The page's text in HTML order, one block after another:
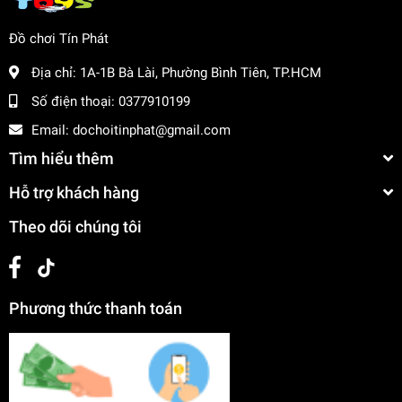
ngon như cà rốt, cà chua, ớt sừng.
Chất liệu an toàn:
nguyên sinh cao cấp, bề mặt bo tròn nhẵn mịn không
mỏng manh của trẻ.
Độ tuổi phù hợp:
(3+).
Thông Số Sản Phẩm
2301-1 (Suitcase Set DIY Kitchen)
chơi vali kéo
Chất liệu:Nhựa ABS cao cấp
Màu sắc: Kem phối hồng pastel nịnh mắt
Đồ chơi Tín Phát
Địa chỉ: 1A-1B Bà Lài, Phường Bình Tiên, TP.HCM
Số điện thoại: 0377910199
Email: dochoitinphat@gmail.com
Tìm hiểu thêm
Hỗ trợ khách hàng
Theo dõi chúng tôi
Phương thức thanh toán